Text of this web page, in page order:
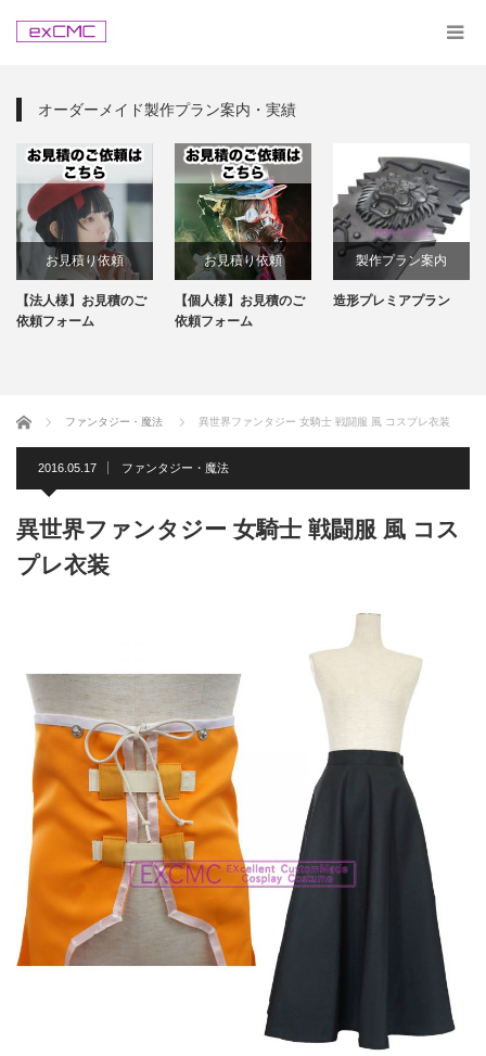
オーダーメイド製作プラン案内・実績
お見積り依頼
【法人様】お見積のご
依頼フォーム
お見積り依頼
【個人様】お見積のご
依頼フォーム
製作プラン案内
造形プレミアプラン
ホーム ファンタジー・魔法 異世界ファンタジー 女騎士 戦闘服 風 コスプレ衣装
2016.05.17 ファンタジー・魔法
異世界ファンタジー 女騎士 戦闘服 風 コス
プレ衣装